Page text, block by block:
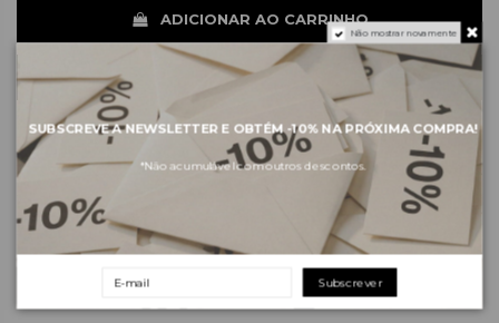
ADICIONAR AO CARRINHO
Sobre a marca
Envios e pagamentos
Devoluções e trocas
Não mostrar novamente
SUBSCREVE A NEWSLETTER E OBTÉM -10%NA PRÓXIMA COMPRA!
*Não acumulável com outros descontos.
Subscrever